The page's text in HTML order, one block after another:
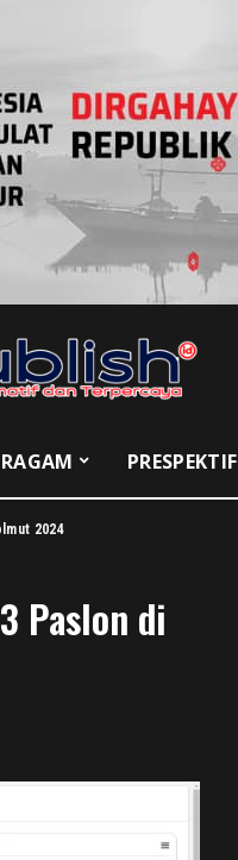
RAGAM PRESPEKTIF
2024
Paslon di